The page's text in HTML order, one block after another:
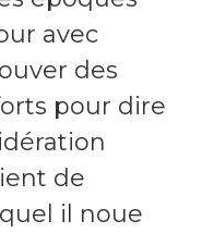
avec
des
pour dire
de
il noue